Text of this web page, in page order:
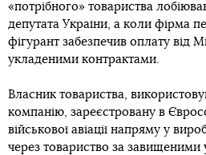
«потрібного» товариства
депутата України, а коли фірма
фігурант забезпечив оплату від
укладеними контрактами.
Власник товариства,
компанію, зареєстровану в
військової авіації напряму у
через товариство за завищеними